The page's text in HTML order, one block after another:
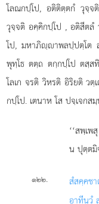
โลณกปฺโป, อติติตฺตกํ วุจฺ
วุจฺจติ อคฺคิกปฺโป , อติสีตลํ
โป, มหาภิฺาพลปฺปตฺโต
พุทฺโธ ตตฺถ ตกฺกปฺโป ตสฺส
โลเก จรติ วิหรติ อิริยติ วตฺ
กปฺโป. เตนาห โส ปจฺเจกส
‘‘สพฺเ
น ปุตฺตมิ
๑๒๒. สํสคฺคช
อาทีนวํ